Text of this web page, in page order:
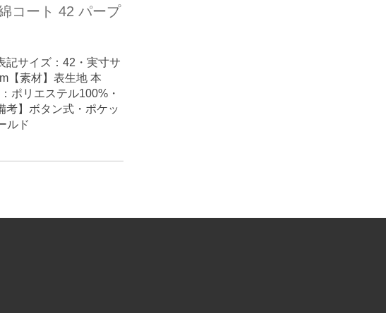
コート 42 パープ
記サイズ：42・実寸サ
【素材】表生地 本
リエステル100%・
考】ボタン式・ポケッ
ルド